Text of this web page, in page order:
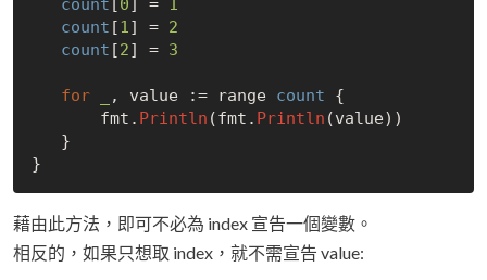
count [0] = 1
count [1] = 2
count [2] = 3
for , value := range count {
       fmt.
Println (fmt. Println (value))
藉由此方法，即可不必為 index 宣告一個變數。
相反的，如果只想取 index，就不需宣告 value: